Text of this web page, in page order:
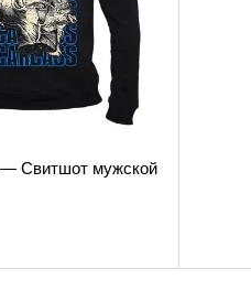
Свитшот мужской